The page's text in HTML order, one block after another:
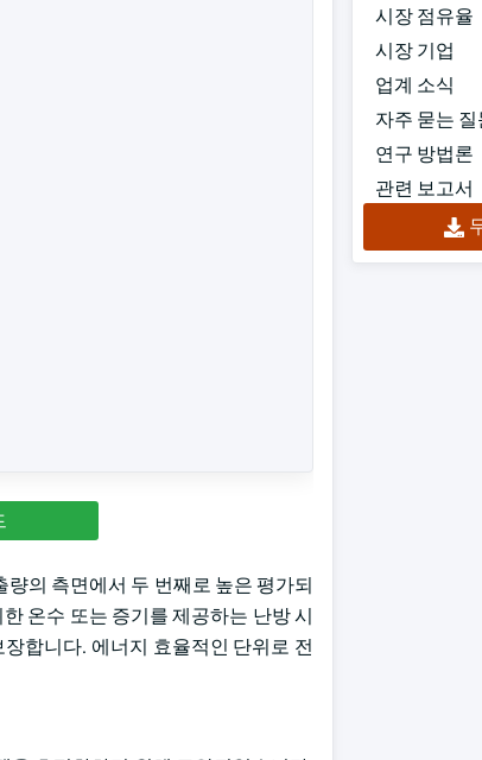
량의 측면에서 두 번째로 높은 평가되
온수 또는 증기를 제공하는 난방 시
합니다. 에너지 효율적인 단위로 전
시장 점유율
시장 기업
업계 소식
자주 묻는 질
연구 방법론
관련 보고서